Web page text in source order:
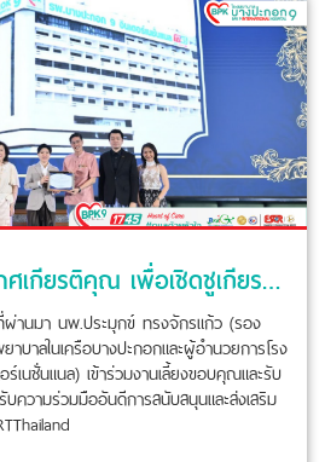
BPK9 รับมอบประกาศเกียรติคุณ เพื่อเชิดชูเกียรติในความร่วมมืออันดี ด้านการสนับสนุนและส่งเสริมกิจกรรมต่าง ๆ ของ MDRT Thailand
ผ่านมา นพ.ประมุกข์ ทรงจักรแก้ว (รอง
าบาลในเครือบางปะกอกและผู้อำนวยการโรง
เนชั่นแนล) เข้าร่วมงานเลี้ยงขอบคุณและรับ
ความร่วมมืออันดีการสนับสนุนและส่งเสริม